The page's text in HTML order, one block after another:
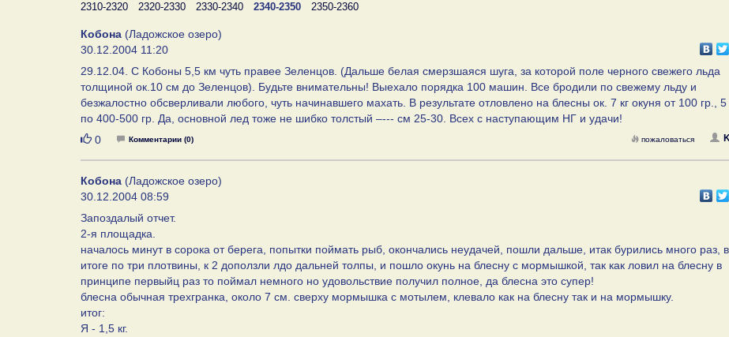
2310-2320
2320-2330 2330-2340 2340-2350 2350-2360
Кобона (Ладожское озеро)
30.12.2004 11:20
29.12.04. С Кобоны 5,5 км чуть правее Зеленцов. (Дальше белая смерзшаяся шуга, за которой поле черного свежего льда
толщиной ок.10 см до Зеленцов). Будьте внимательны! Выехало порядка 100 машин. Все бродили по свежему льду и
безжалостно обсверливали любого, чуть начинавшего махать. В результате отловлено на блесны ок. 7 кг окуня от 100 гр.,
по 400-500 гр. Да, основной лед тоже не шибко толстый –--- см 25-30. Всех с наступающим НГ и удачи!
Нравится
0 Комментарии (0) пожаловаться
Кобона (Ладожское озеро)
30.12.2004 08:59
Запоздалый отчет.
2-я площадка.
началось минут в сорока от берега, попытки поймать рыб, окончались неудачей, пошли дальше, итак бурились много раз, в
итоге по три плотвины, к 2 доползли лдо дальней толпы, и пошло окунь на блесну с мормышкой, так как ловил на блесну в
принципе первыйц раз то поймал немного но удовольствие получил полное, да блесна это супер!
блесна обычная трехгранка, около 7 см. сверху мормышка с мотылем, клевало как на блесну так и на мормышку.
итог:
Я - 1,5 кг.